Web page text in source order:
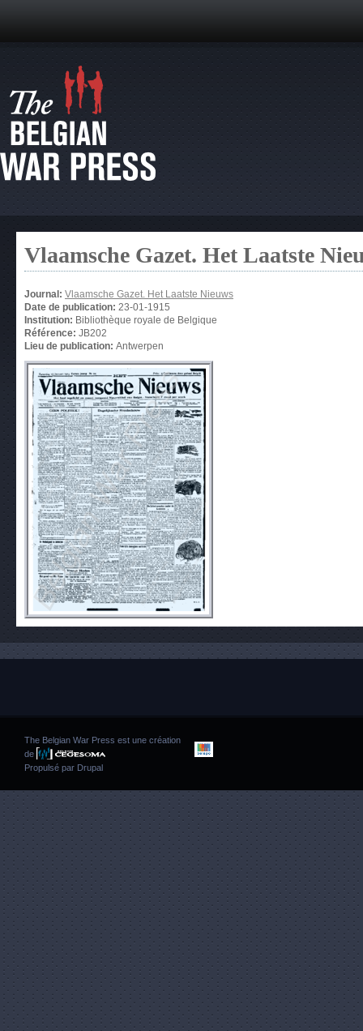
Vlaamsche Gazet. Het Laatste
Journal: Vlaamsche Gazet. Het Laatste Nieuws
Date de publication: 23-01-1915
Institution: Bibliothèque royale de Belgique
Référence: JB202
Lieu de publication: Antwerpen
The Belgian War Press est une création
de
Propulsé par Drupal